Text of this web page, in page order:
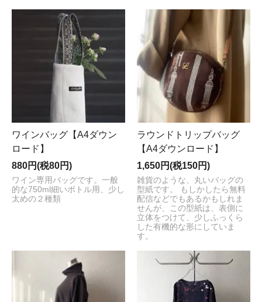
ワインバッグ【A4ダウン
ロード】
880円(税80円)
ワイン専用バッグです。一般
的な750ml細いボトル用、少し
太めの２種類
ラウンドトリップバッグ
【A4ダウンロード】
1,650円(税150円)
雑貨のような、丸いバッグの
型紙です。 もしかしたら無料
配信などでもあるかもしれま
せんが、この型紙は、表側に
立体をつけて、少しふっくら
した有機的な形にしていま
す。